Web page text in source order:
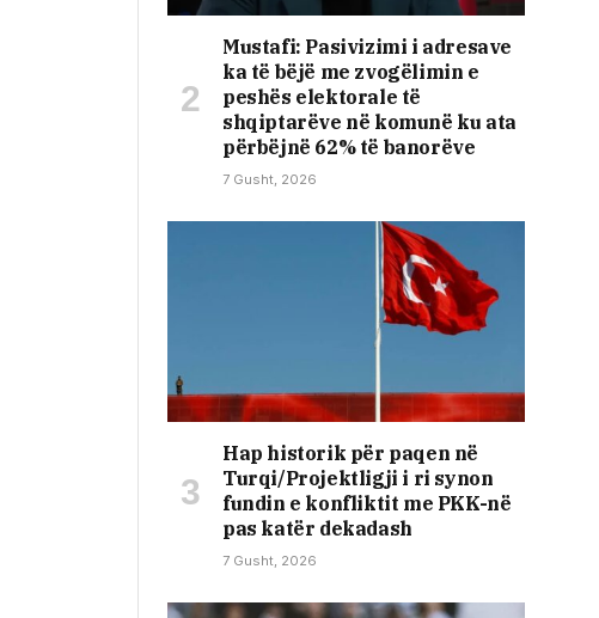
Mustafi: Pasivizimi i adresave
ka të bëjë me zvogëlimin e
peshës elektorale të
shqiptarëve në komunë ku ata
përbëjnë 62% të banorëve
7 Gusht, 2026
Hap historik për paqen në
Turqi/Projektligji i ri synon
fundin e konfliktit me PKK-në
pas katër dekadash
7 Gusht, 2026